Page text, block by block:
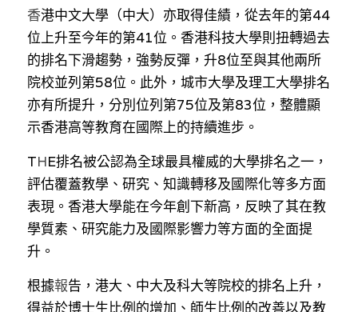
龔靜儀大律師專欄
陳貴春大律師專欄
陳子遷律師專欄
羅浚軒專欄
溫志倫專欄
汪明欣專欄
莊豪鋒專欄
香港中文大學（中大）亦取得佳績，從去年的第44
位上升至今年的第41位。香港科技大學則扭轉過去
的排名下滑趨勢，強勢反彈，升8位至與其他兩所
院校並列第58位。此外，城市大學及理工大學排名
亦有所提升，分別位列第75位及第83位，整體顯
示香港高等教育在國際上的持續進步。
THE排名被公認為全球最具權威的大學排名之一，
評估覆蓋教學、研究、知識轉移及國際化等多方面
表現。香港大學能在今年創下新高，反映了其在教
學質素、研究能力及國際影響力等方面的全面提
升。
根據報告，港大、中大及科大等院校的排名上升，
得益於博士生比例的增加、師生比例的改善以及教